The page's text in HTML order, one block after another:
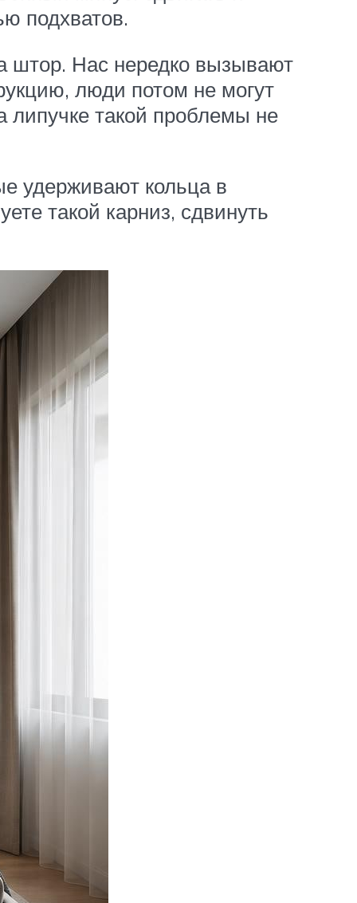
подхватов.
штор. Нас нередко вызывают
люди потом не могут
липучке такой проблемы не
удерживают кольца в
такой карниз, сдвинуть